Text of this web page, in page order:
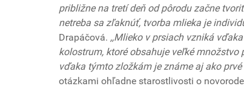
približne na tretí deň od pôrodu začne
netreba sa zľaknúť, tvorba mlieka je
Drapáčová. ,,Mlieko v prsiach vzniká
kolostrum, ktoré obsahuje veľké
vďaka týmto zložkám je známe aj ako prvé
otázkami ohľadne starostlivosti o